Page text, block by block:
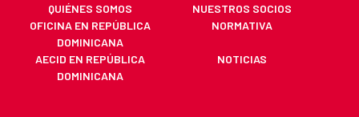
QUIÉNES SOMOS
NUESTROS SOCIOS
OFICINA EN REPÚBLICA
DOMINICANA
NORMATIVA
AECID EN REPÚBLICA
DOMINICANA
NOTICIAS